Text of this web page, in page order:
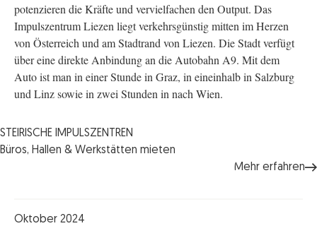
potenzieren die Kräfte und vervielfachen den Output. Das
Impulszentrum Liezen liegt verkehrsgünstig mitten im Herzen
von Österreich und am Stadtrand von Liezen. Die Stadt verfügt
über eine direkte Anbindung an die Autobahn A9. Mit dem
Auto ist man in einer Stunde in Graz, in eineinhalb in Salzburg
und Linz sowie in zwei Stunden in nach Wien.
STEIRISCHE IMPULSZENTREN
Büros, Hallen & Werkstätten mieten
Mehr erfahren
Oktober 2024